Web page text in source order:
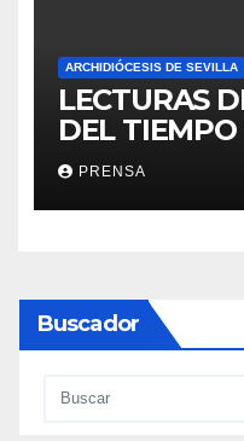
ARCHIDIÓCESIS DE SEVILLA
LECTURAS
DEL
PRENSA
Buscador